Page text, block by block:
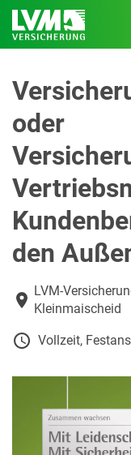
oder
den
LVM-
Kleinmaischeid
Vollzeit,